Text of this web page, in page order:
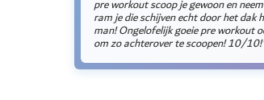
pre workout scoop je gewoon en
ram je die schijven echt door het dak
man! Ongelofelijk goeie pre workout
om zo achterover te scoopen! 10/